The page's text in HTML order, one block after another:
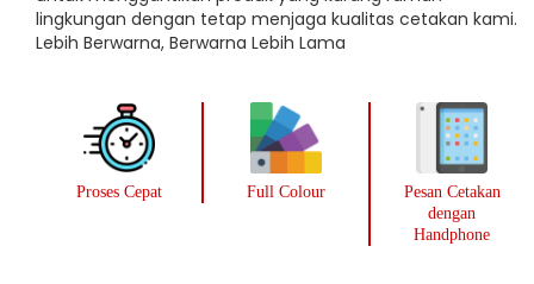
lingkungan dengan tetap menjaga kualitas cetakan kami.
Lebih Berwarna, Berwarna Lebih Lama
Proses Cepat Full Colour
Pesan Cetakan
dengan
Handphone